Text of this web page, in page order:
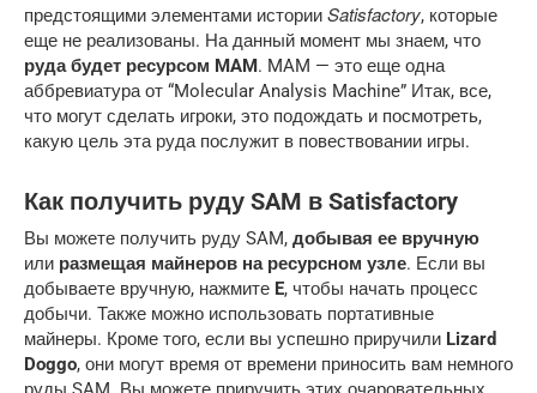
предстоящими элементами истории Satisfactory, которые
еще не реализованы. На данный момент мы знаем, что
руда будет ресурсом MAM. MAM — это еще одна
аббревиатура от “Molecular Analysis Machine” Итак, все,
что могут сделать игроки, это подождать и посмотреть,
какую цель эта руда послужит в повествовании игры.
Как получить руду SAM в Satisfactory
Вы можете получить руду SAM, добывая ее вручную
или размещая майнеров на ресурсном узле. Если вы
добываете вручную, нажмите E, чтобы начать процесс
добычи. Также можно использовать портативные
майнеры. Кроме того, если вы успешно приручили Lizard
Doggo, они могут время от времени приносить вам немного